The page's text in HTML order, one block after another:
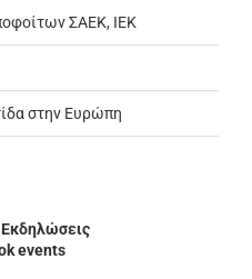
ΣΑΕΚ, ΙΕΚ
στην Ευρώπη
events